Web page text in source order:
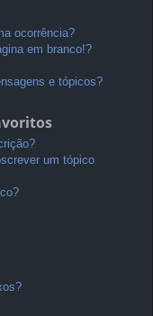
ocorrência?
em branco!?
e tópicos?
um tópico